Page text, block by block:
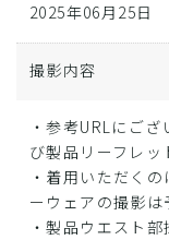
2025年06月25日
撮影内容
・参考URLにご
び製品リーフレッ
・着用いただく
ーウェアの撮影は
・製品ウエスト